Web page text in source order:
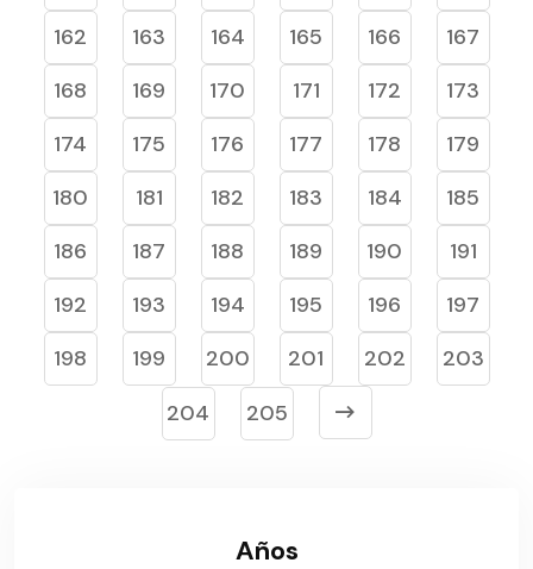
162
163 164 165 166
167
168
169 170 171 172
173
174
175 176 177 178
179
180
181 182 183 184
185
186
187 188 189 190
191
192
193 194 195 196
197
198
199 200 201 202
203
204
205
Años